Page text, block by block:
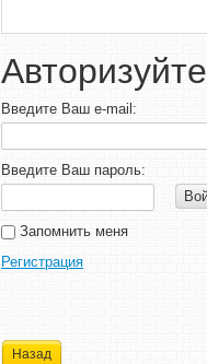
Введите Ваш e-mail:
Введите Ваш пароль:
Запомнить меня
Регистрация
Назад